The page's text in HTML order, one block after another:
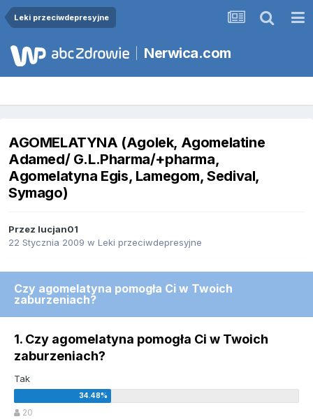
Leki przeciwdepresyjne
Nerwica.com
AGOMELATYNA (Agolek, Agomelatine
Adamed/ G.L.Pharma/+pharma,
Agomelatyna Egis, Lamegom, Sedival,
Symago)
Przez lucjan01
22 Stycznia 2009 w Leki przeciwdepresyjne
Czy agomelatyna pomogła Ci w Twoich
zaburzeniach?
1. Czy agomelatyna pomogła Ci w Twoich
zaburzeniach?
Tak
20